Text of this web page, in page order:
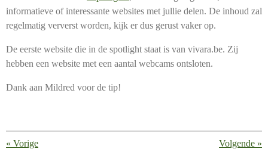
informatieve of interessante websites met jullie delen. De inhoud zal
regelmatig ververst worden, kijk er dus gerust vaker op.
De eerste website die in de spotlight staat is van vivara.be. Zij
hebben een website met een aantal webcams ontsloten.
Dank aan Mildred voor de tip!
« Vorige Volgende »